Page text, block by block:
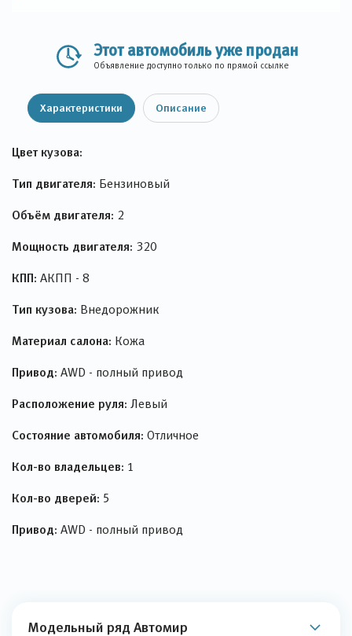
Этот автомобиль уже продан
Объявление доступно только по прямой ссылке
Характеристики Описание
Цвет кузова:
Тип двигателя: Бензиновый
Объём двигателя: 2
Мощность двигателя: 320
КПП: АКПП - 8
Тип кузова: Внедорожник
Материал салона: Кожа
Привод: AWD - полный привод
Расположение руля: Левый
Состояние автомобиля: Отличное
Кол-во владельцев: 1
Кол-во дверей: 5
Привод: AWD - полный привод
Модельный ряд Автомир